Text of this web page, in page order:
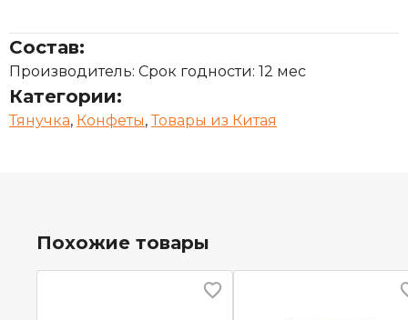
Состав:
Производитель: Срок годности: 12 мес
Категории:
Тянучка, Конфеты,Товары из Китая
Похожие товары